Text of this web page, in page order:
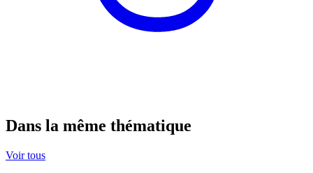
Dans la même thématique
Voir tous